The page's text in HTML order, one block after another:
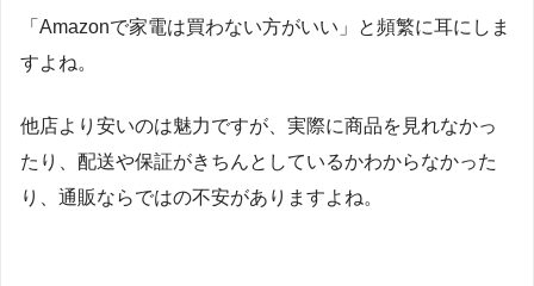
「Amazonで家電は買わない方がいい」と頻繁に耳にしま
すよね。
他店より安いのは魅力ですが、実際に商品を見れなかっ
たり、配送や保証がきちんとしているかわからなかった
り、通販ならではの不安がありますよね。